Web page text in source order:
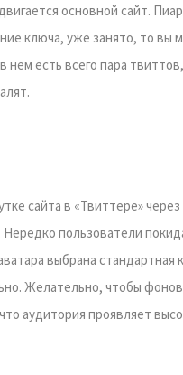
основной сайт.
ключа, уже занято, то вы
нем есть всего пара
сайта в «Твиттере»
пользователи
выбрана стандартная
Желательно, чтобы
аудитория проявляет